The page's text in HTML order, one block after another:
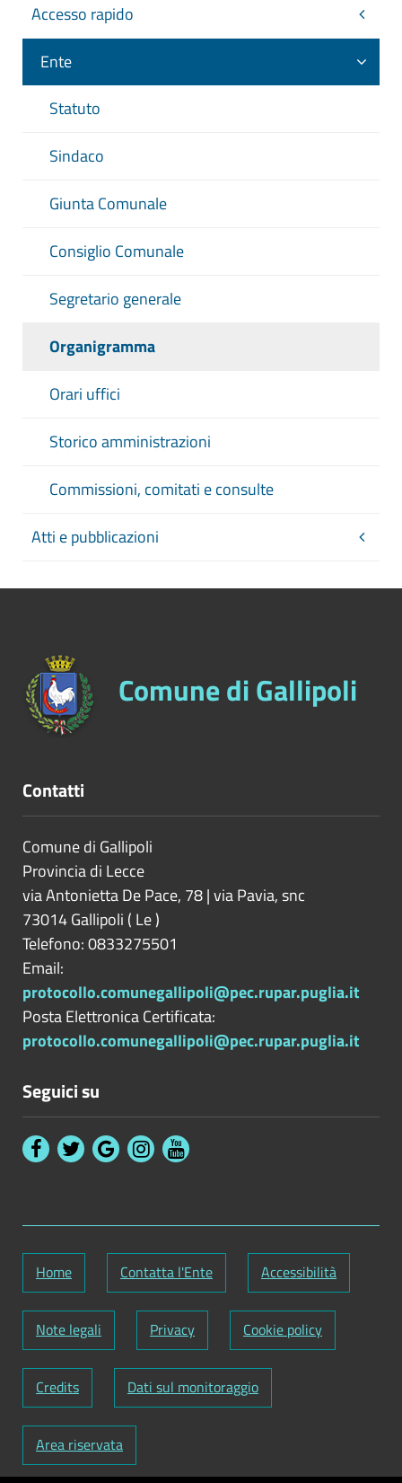
Accesso rapido
Ente
Statuto
Sindaco
Giunta Comunale
Consiglio Comunale
Segretario generale
Organigramma
Orari uffici
Storico amministrazioni
Commissioni, comitati e consulte
Atti e pubblicazioni
Comune di Gallipoli
Contatti
Comune di Gallipoli
Provincia di Lecce
via Antonietta De Pace, 78 | via Pavia, snc
73014Gallipoli ( Le)
Telefono: 0833275501
Email:
protocollo.comunegallipoli@pec.rupar.puglia.it
Posta Elettronica Certificata:
protocollo.comunegallipoli@pec.rupar.puglia.it
Seguici su
Home Contatta l'Ente Accessibilità
Note legali Privacy Cookie policy
Credits Dati sul monitoraggio
Area riservata